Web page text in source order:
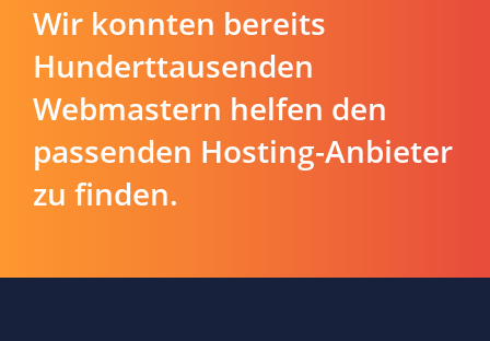
Wir konnten bereits
Hunderttausenden
Webmastern helfen den
passenden Hosting-Anbieter
zu finden.